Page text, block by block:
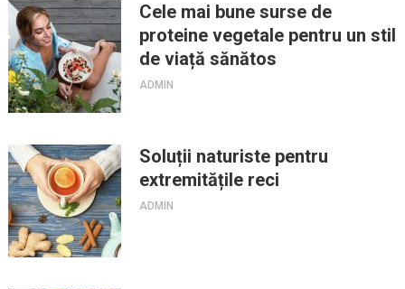
Cele mai bune surse de
proteine vegetale pentru un stil
de viață sănătos
ADMIN
Soluții naturiste pentru
extremitățile reci
ADMIN